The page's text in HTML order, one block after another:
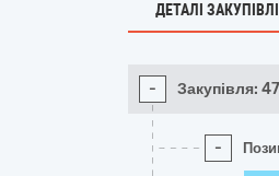
ДЕТАЛІ ЗАКУПІВЛІ
- Закупівля:
-